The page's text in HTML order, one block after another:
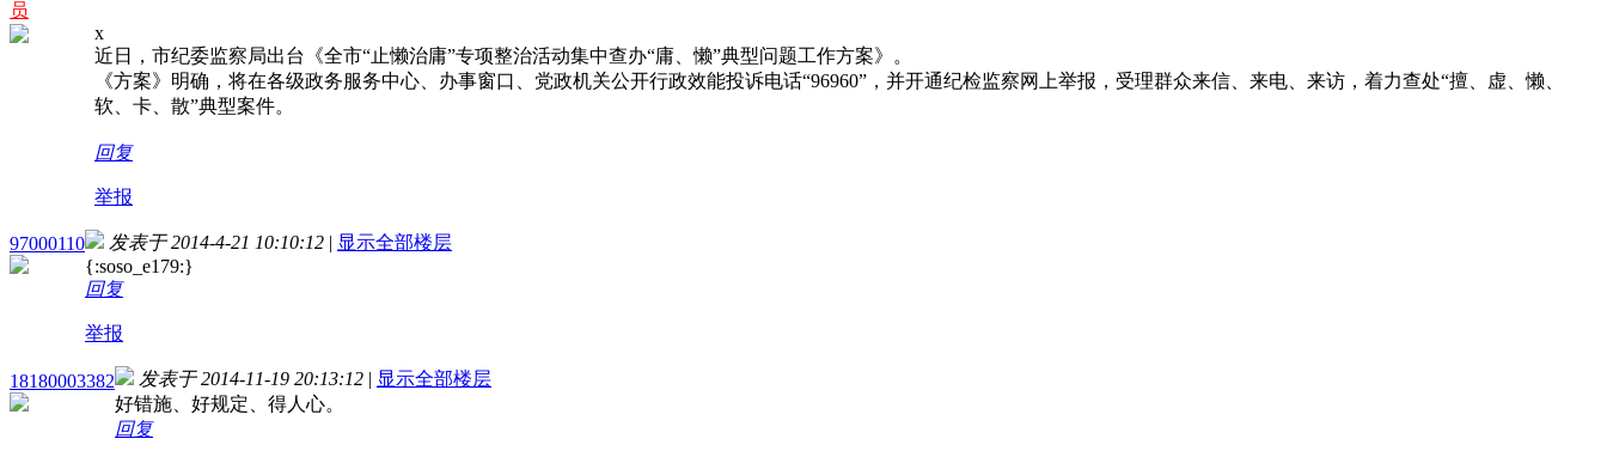
员
x
近日，市纪委监察局出台《全市“止懒治庸”专项整治活动集中查办“庸、懒”典型问题工作方案》。
《方案》明确，将在各级政务服务中心、办事窗口、党政机关公开行政效能投诉电话“96960”，并开通纪检监察网上举报，受理群众来信、来电、来访，着力查处“擅、虚、懒、
软、卡、散”典型案件。
回复
举报
97000110 发表于 2014-4-21 10:10:12 | 显示全部楼层
{:soso_e179:}
回复
举报
18180003382 发表于 2014-11-19 20:13:12 | 显示全部楼层
好错施、好规定、得人心。
回复